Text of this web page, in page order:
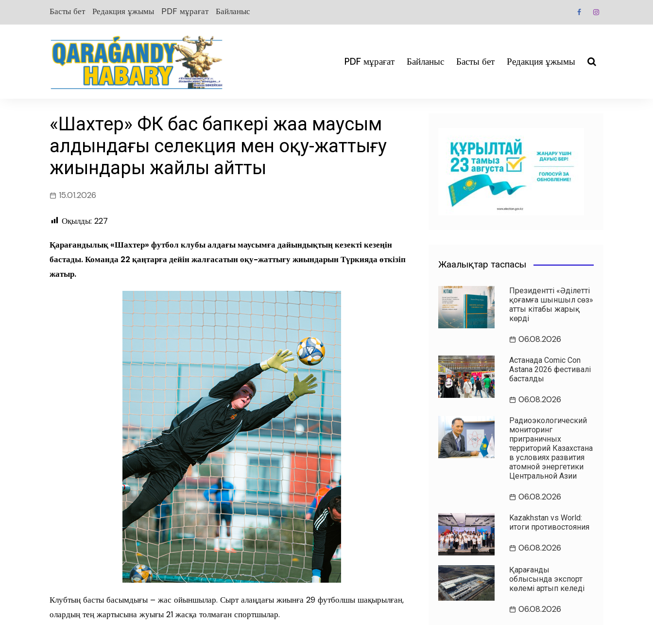
Басты бет Редакция ұжымы PDF мұрағат Байланыс
PDF мұрағат Байланыс Басты бет Редакция ұжымы
«Шахтер» ФК бас бапкері жаңа маусым
алдындағы селекция мен оқу-жаттығу
жиындары жайлы айтты
15.01.2026
Оқылды: 227
Қарағандылық «Шахтер» футбол клубы алдағы маусымға дайындықтың кезекті кезеңін
бастады. Команда 22 қаңтарға дейін жалғасатын оқу-жаттығу жиындарын Түркияда өткізіп
жатыр.
Клубтың басты басымдығы – жас ойыншылар. Сырт алаңдағы жиынға 29 футболшы шақырылған,
олардың тең жартысына жуығы 21 жасқа толмаған спортшылар.
Жаңалықтар таспасы
Президенттің «Әділетті
қоғамға шыншыл сөз»
атты кітабы жарық
көрді
06.08.2026
Астанада Comic Con
Astana 2026 фестивалі
басталды
06.08.2026
Радиоэкологический
мониторинг
приграничных
территорий Казахстана
в условиях развития
атомной энергетики
Центральной Азии
06.08.2026
Kazakhstan vs World:
итоги противостояния
06.08.2026
Қарағанды
облысында экспорт
көлемі артып келеді
06.08.2026